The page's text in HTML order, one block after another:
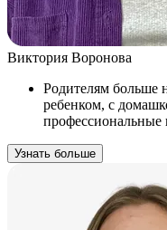
Виктория Воронова
Родителям больше
ребенком, с
Узнать больше